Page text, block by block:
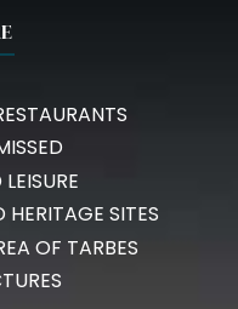
HERITAGE SITES
OF TARBES